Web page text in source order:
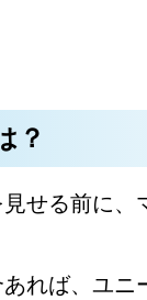
？
せる前に、
れば、ユニ